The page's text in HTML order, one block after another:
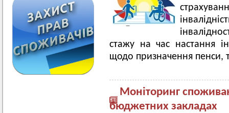
стажу на час настання
щодо призначення пенси,
Моніторинг
бюджетних закладах